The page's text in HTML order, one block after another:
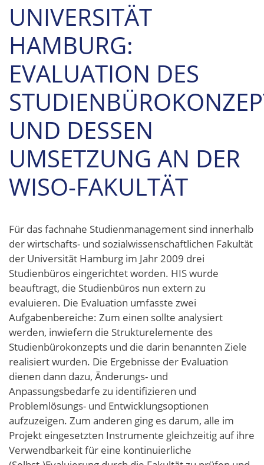
UNIVERSITÄT
HAMBURG:
EVALUATION DES
UND DESSEN
UMSETZUNG AN DER
WISO-FAKULTÄT
Für das fachnahe Studienmanagement sind innerhalb
der wirtschafts- und sozialwissenschaftlichen Fakultät
der Universität Hamburg im Jahr 2009 drei
Studienbüros eingerichtet worden. HIS wurde
beauftragt, die Studienbüros nun extern zu
evaluieren. Die Evaluation umfasste zwei
Aufgabenbereiche: Zum einen sollte analysiert
werden, inwiefern die Strukturelemente des
Studienbürokonzepts und die darin benannten Ziele
realisiert wurden. Die Ergebnisse der Evaluation
dienen dann dazu, Änderungs- und
Anpassungsbedarfe zu identifizieren und
Problemlösungs- und Entwicklungsoptionen
aufzuzeigen. Zum anderen ging es darum, alle im
Projekt eingesetzten Instrumente gleichzeitig auf ihre
Verwendbarkeit für eine kontinuierliche